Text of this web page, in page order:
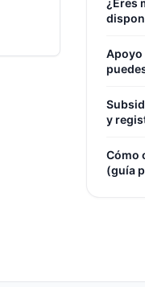
¿Eres
Apoyo
y
Cómo
(guía